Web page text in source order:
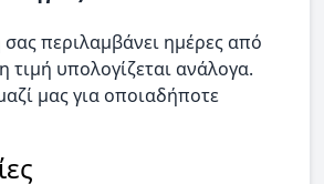
περιλαμβάνει ημέρες από
τιμή υπολογίζεται ανάλογα.
μας για οποιαδήποτε